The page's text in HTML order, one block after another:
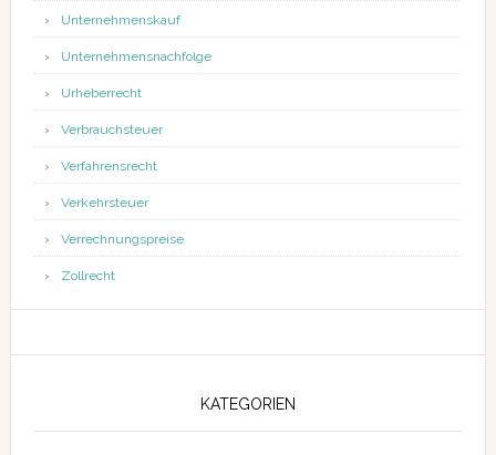
Unternehmenskauf
Unternehmensnachfolge
Urheberrecht
Verbrauchsteuer
Verfahrensrecht
Verkehrsteuer
Verrechnungspreise
Zollrecht
KATEGORIEN